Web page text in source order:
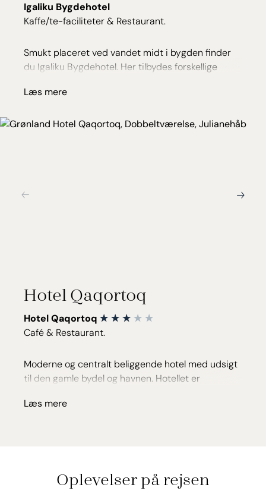
Igaliku Bygdehotel
Kaffe/te-faciliteter & Restaurant.
Smukt placeret ved vandet midt i bygden finder
du Igaliku Bygdehotel. Her tilbydes forskellige
naturskøn beliggenhed. Der er bad og toilet på
gangen, og opholdet inkluderer sengetøj,
fjelde. Skal du på tur i løbet af dagen, kan du
I hytterne, som der findes 6 af, kan du få mere
hytterne er placeret over hotellet, så hrefra er
udsigten endnu mere fascinerende.
Læs mere
Hotel Qaqortoq
Hotel Qaqortoq
Café & Restaurant.
Moderne og centralt beliggende hotel med udsigt
til den gamle bydel og havnen. Hotellet er
er lagt vægt på en hjemlig og uformel atmosfære.
Læs mere
Oplevelser på rejsen